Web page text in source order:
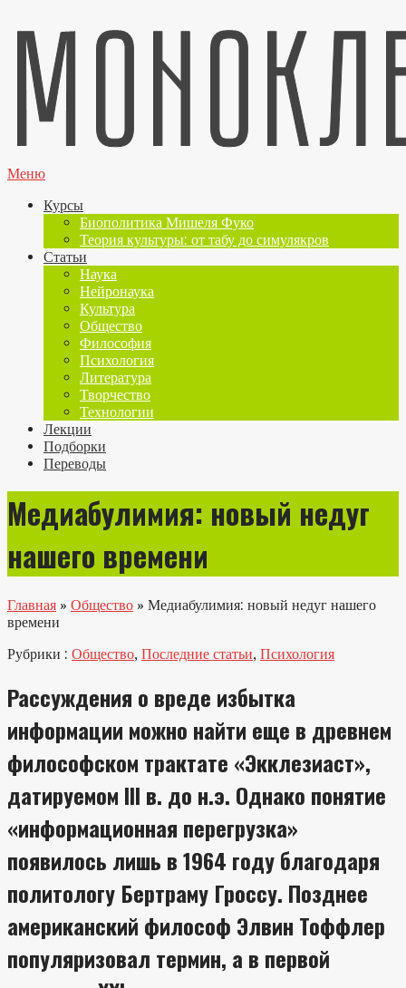
Меню
Курсы
Биополитика Мишеля Фуко
Теория культуры: от табу до симулякров
Статьи
Наука
Нейронаука
Культура
Общество
Философия
Психология
Литература
Творчество
Технологии
Лекции
Подборки
Переводы
Медиабулимия: новый недуг
нашего времени
Главная » Общество » Медиабулимия: новый недуг нашего
времени
Рубрики : Общество, Последние статьи, Психология
Рассуждения о вреде избытка
информации можно найти еще в древнем
философском трактате «Экклезиаст»,
датируемом III в. до н.э. Однако понятие
«информационная перегрузка»
появилось лишь в 1964 году благодаря
политологу Бертраму Гроссу. Позднее
американский философ Элвин Тоффлер
популяризовал термин, а в первой